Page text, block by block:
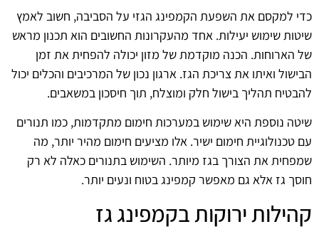
כדי למקסם את השפעת הקמפינג הגזי על הסביבה, חשוב לאמץ
שיטות שימוש יעילות. אחד מהעקרונות החשובים הוא תכנון מראש
של הארוחות. הכנה מוקדמת של מזון יכולה להפחית את זמן
הבישול ואיתו את צריכת הגז. ארגון נכון של המרכיבים והכלים יכול
להבטיח תהליך בישול חלק ומוצלח, תוך חיסכון במשאבים.
שיטה נוספת היא שימוש במערכות חימום מתקדמות, כמו תנורים
עם טכנולוגיית חימום ישיר. אלו מציעים חימום מהיר יותר, מה
שמפחית את הצורך בגז מיותר. השימוש בתנורים כאלה לא רק
חוסך גז אלא גם מאפשר קמפינג בטוח ונעים יותר.
קהילות ירוקות בקמפינג גז